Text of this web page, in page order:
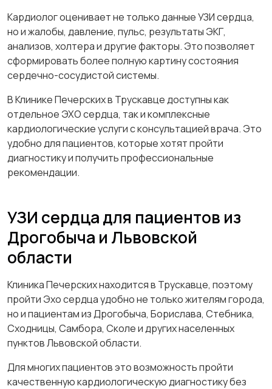
Кардиолог оценивает не только данные УЗИ сердца,
но и жалобы, давление, пульс, результаты ЭКГ,
анализов, холтера и другие факторы. Это позволяет
сформировать более полную картину состояния
сердечно-сосудистой системы.
В Клинике Печерских в Трускавце доступны как
отдельное ЭХО сердца, так и комплексные
кардиологические услуги с консультацией врача. Это
удобно для пациентов, которые хотят пройти
диагностику и получить профессиональные
рекомендации.
УЗИ сердца для пациентов из
Дрогобыча и Львовской
области
Клиника Печерских находится в Трускавце, поэтому
пройти Эхо сердца удобно не только жителям города,
но и пациентам из Дрогобыча, Борислава, Стебника,
Сходницы, Самбора, Сколе и других населенных
пунктов Львовской области.
Для многих пациентов это возможность пройти
качественную кардиологическую диагностику без